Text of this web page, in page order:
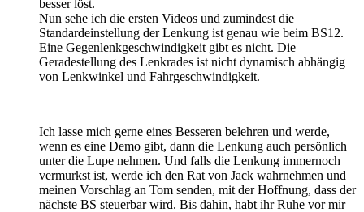
besser löst.
Nun sehe ich die ersten Videos und zumindest die
Standardeinstellung der Lenkung ist genau wie beim BS12.
Eine Gegenlenkgeschwindigkeit gibt es nicht. Die
Geradestellung des Lenkrades ist nicht dynamisch abhängig
von Lenkwinkel und Fahrgeschwindigkeit.
Ich lasse mich gerne eines Besseren belehren und werde,
wenn es eine Demo gibt, dann die Lenkung auch persönlich
unter die Lupe nehmen. Und falls die Lenkung immernoch
vermurkst ist, werde ich den Rat von Jack wahrnehmen und
meinen Vorschlag an Tom senden, mit der Hoffnung, dass der
nächste BS steuerbar wird. Bis dahin, habt ihr Ruhe vor mir